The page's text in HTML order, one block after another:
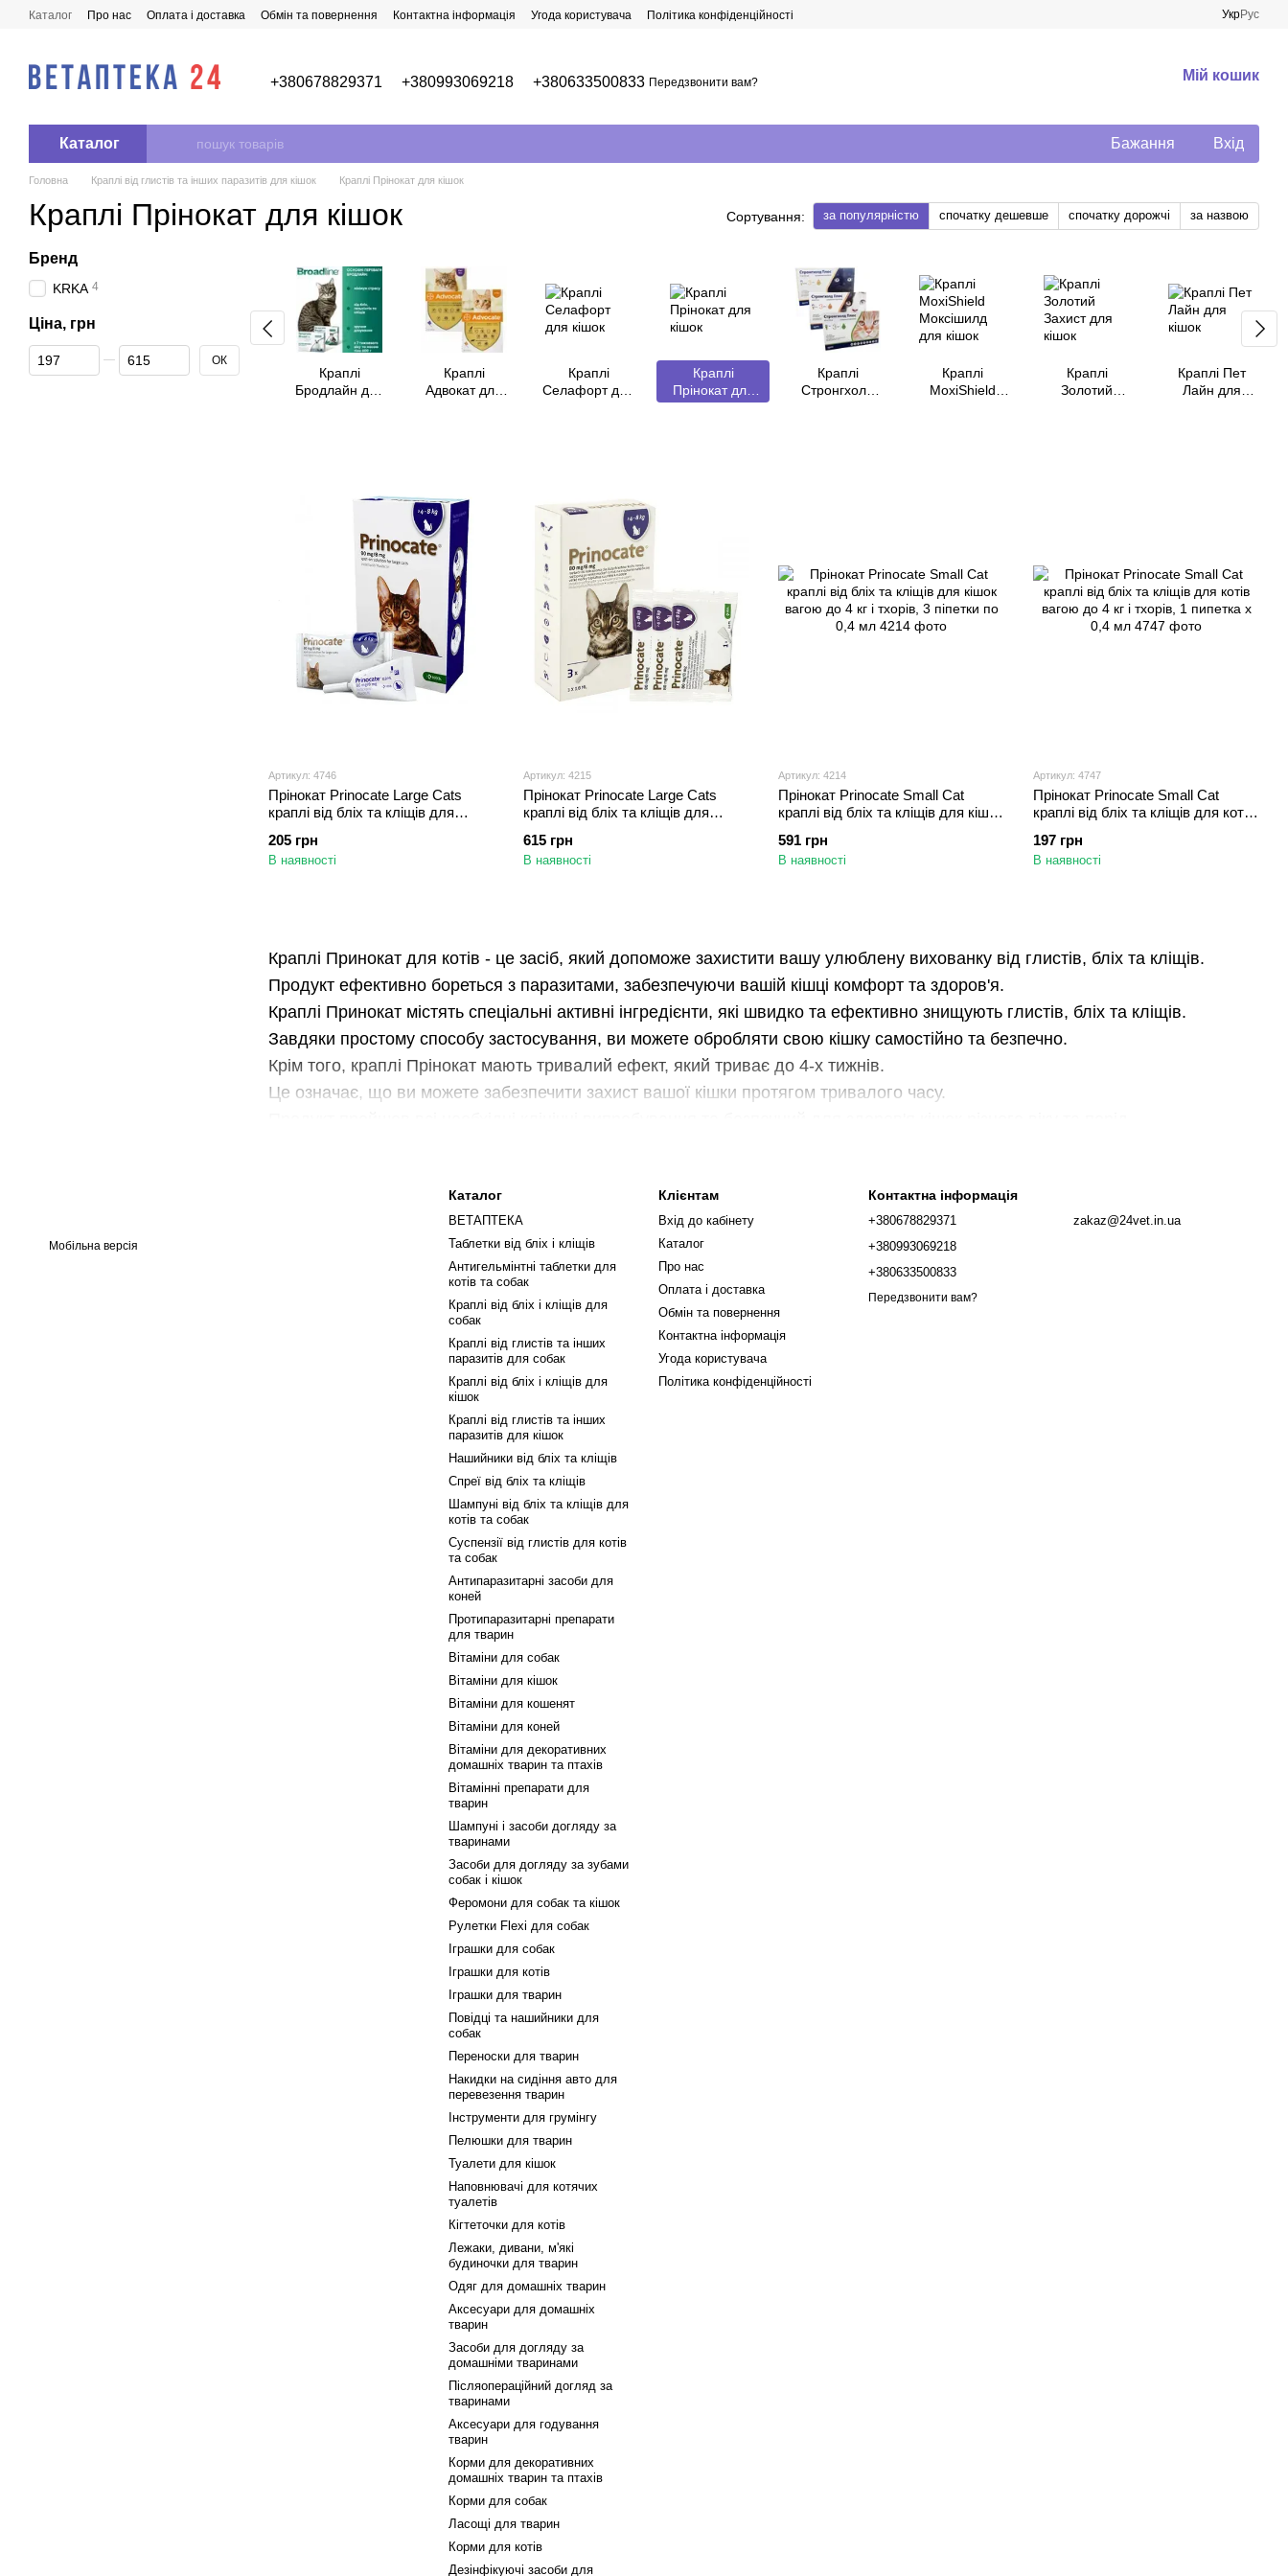
Перейти до основного контенту
Каталог Про нас Оплата і доставка Обмін та повернення Контактна інформація Угода користувача Політика конфіденційності УкрРус
+380678829371 +380993069218 +380633500833 Передзвонити вам? Мій кошик
Каталог Бажання Вхід
Головна Краплі від глистів та інших паразитів для кішок Краплі Прінокат для кішок
Краплі Прінокат для кішок Сортування: за популярністю спочатку дешевше спочатку дорожчі за назвою
Краплі Принокат для котів - це засіб, який допоможе захистити вашу улюблену вихованку від глистів, бліх та кліщів.
Продукт ефективно бореться з паразитами, забезпечуючи вашій кішці комфорт та здоров'я.
Краплі Принокат містять спеціальні активні інгредієнти, які швидко та ефективно знищують глистів, бліх та кліщів.
Завдяки простому способу застосування, ви можете обробляти свою кішку самостійно та безпечно.
Крім того, краплі Прінокат мають тривалий ефект, який триває до 4-х тижнів.
Це означає, що ви можете забезпечити захист вашої кішки протягом тривалого часу.
Якщо ви шукаєте надійний засіб для боротьби з глистами, бліхами та кліщами,
то краплі Принокат для котів - це ідеальний вибір.
Забезпечте своїй кішці максимальний захист та комфорт, замовивши краплі Прінокат вже сьогодні.
Краплі
Бродлайн для
Краплі
Адвокат для
Краплі
Селафорт для
Краплі
Прінокат для
кішок
Краплі
Стронгхолд
Краплі
MoxiShield
Краплі
Золотий
Краплі Пет
Лайн для
Артикул: 4746
Прінокат Prinocate Large Cats
краплі від бліх та кліщів для
пипетк х 0,8 мл
205 грн
В наявності
Артикул: 4215
Прінокат Prinocate Large Cats
краплі від бліх та кліщів для
піпетки по 0,8 мл
615 грн
В наявності
Артикул: 4214
Прінокат Prinocate Small Cat
краплі від бліх та кліщів для кішок
0,4 мл
591 грн
В наявності
Артикул: 4747
Прінокат Prinocate Small Cat
краплі від бліх та кліщів для котів
0,4 мл
197 грн
В наявності
Бренд
KRKA 4
Ціна, грн
Від Ціна, грн
До Ціна, грн ОК
Мобільна версія
Каталог
ВЕТАПТЕКА
Таблетки від бліх і кліщів
Антигельмінтні таблетки для
котів та собак
Краплі від бліх і кліщів для
собак
Краплі від глистів та інших
паразитів для собак
Краплі від бліх і кліщів для
кішок
Краплі від глистів та інших
паразитів для кішок
Нашийники від бліх та кліщів
Спреї від бліх та кліщів
Шампуні від бліх та кліщів для
котів та собак
Суспензії від глистів для котів
та собак
Антипаразитарні засоби для
коней
Протипаразитарні препарати
для тварин
Вітаміни для собак
Вітаміни для кішок
Вітаміни для кошенят
Вітаміни для коней
Вітаміни для декоративних
домашніх тварин та птахів
Вітамінні препарати для
тварин
Шампуні і засоби догляду за
тваринами
Засоби для догляду за зубами
собак і кішок
Феромони для собак та кішок
Рулетки Flexi для собак
Іграшки для собак
Іграшки для котів
Іграшки для тварин
Повідці та нашийники для
собак
Переноски для тварин
Накидки на сидіння авто для
перевезення тварин
Інструменти для грумінгу
Пелюшки для тварин
Туалети для кішок
Наповнювачі для котячих
туалетів
Кігтеточки для котів
Лежаки, дивани, м'які
будиночки для тварин
Одяг для домашніх тварин
Аксесуари для домашніх
тварин
Засоби для догляду за
домашніми тваринами
Післяопераційний догляд за
тваринами
Аксесуари для годування
тварин
Корми для декоративних
домашніх тварин та птахів
Корми для собак
Ласощі для тварин
Корми для котів
Дезінфікуючі засоби для
Клієнтам
Вхід до кабінету
Каталог
Про нас
Оплата і доставка
Обмін та повернення
Контактна інформація
Угода користувача
Політика конфіденційності
Контактна інформація
+380678829371
+380993069218
+380633500833
Передзвонити вам?
zakaz@24vet.in.ua